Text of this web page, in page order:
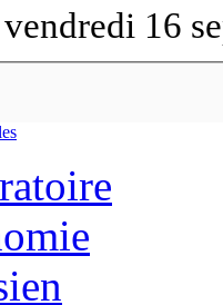
vendredi 16